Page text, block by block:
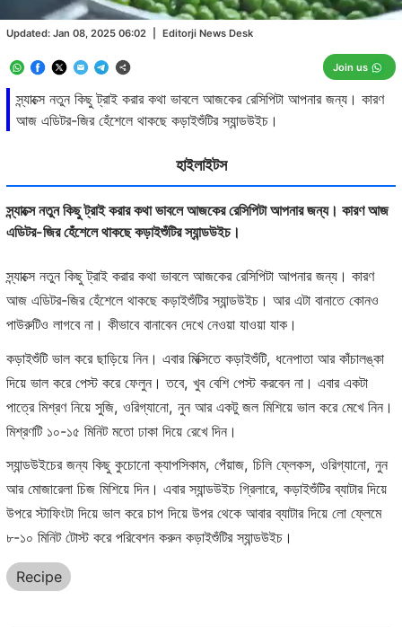
স্ন্যাক্সে নতুন কিছু ট্রাই করার কথা ভাবলে আজকের রেসিপিটা আপনার জন্য। কারণ
আজ এডিটর-জির হেঁশেলে থাকছে কড়াইশুঁটির স্যান্ডউইচ।
Updated: Jan 08, 2025 06:02 Editorji News Desk
Join us
Unmute
/
হাইলাইটস
স্ন্যাক্সে নতুন কিছু ট্রাই করার কথা ভাবলে আজকের রেসিপিটা আপনার জন্য। কারণ আজ
এডিটর-জির হেঁশেলে থাকছে কড়াইশুঁটির স্যান্ডউইচ।
স্ন্যাক্সে নতুন কিছু ট্রাই করার কথা ভাবলে আজকের রেসিপিটা আপনার জন্য। কারণ
আজ এডিটর-জির হেঁশেলে থাকছে কড়াইশুঁটির স্যান্ডউইচ। আর এটা বানাতে কোনও
পাউরুটিও লাগবে না। কীভাবে বানাবেন দেখে নেওয়া যাওয়া যাক।
কড়াইশুঁটি ভাল করে ছাড়িয়ে নিন। এবার মিক্সিতে কড়াইশুঁটি, ধনেপাতা আর কাঁচালঙ্কা
দিয়ে ভাল করে পেস্ট করে ফেলুন। তবে, খুব বেশি পেস্ট করবেন না। এবার একটা
পাত্রে মিশ্রণ নিয়ে সুজি, ওরিগ্যানো, নুন আর একটু জল মিশিয়ে ভাল করে মেখে নিন।
মিশ্রণটি ১০-১৫ মিনিট মতো ঢাকা দিয়ে রেখে দিন।
স্যান্ডউইচের জন্য কিছু কুচোনো ক্যাপসিকাম, পেঁয়াজ, চিলি ফ্লেকস, ওরিগ্যানো, নুন
আর মোজারেলা চিজ মিশিয়ে দিন। এবার স্যান্ডউইচ গ্রিলারে, কড়াইশুঁটির ব্যাটার দিয়ে
উপরে স্টাফিংটা দিয়ে ভাল করে চাপ দিয়ে উপর থেকে আবার ব্যাটার দিয়ে লো ফ্লেমে
৮-১০ মিনিট টোস্ট করে পরিবেশন করুন কড়াইশুঁটির স্যান্ডউইচ।
Recipe